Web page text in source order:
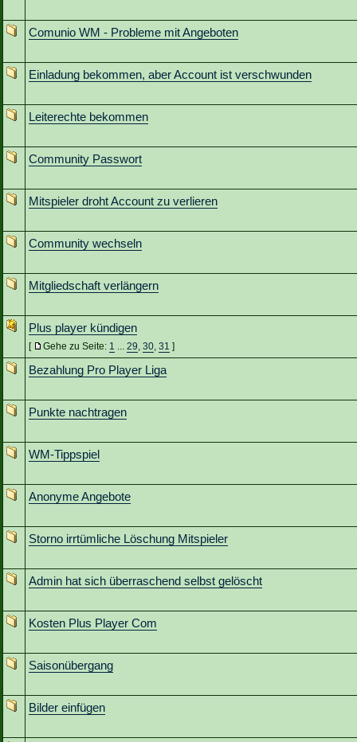
Comunio WM - Probleme mit Angeboten
Einladung bekommen, aber Account ist verschwunden
Leiterechte bekommen
Community Passwort
Mitspieler droht Account zu verlieren
Community wechseln
Mitgliedschaft verlängern
Plus player kündigen
[ Gehe zu Seite: 1 ... 29, 30, 31 ]
Bezahlung Pro Player Liga
Punkte nachtragen
WM-Tippspiel
Anonyme Angebote
Storno irrtümliche Löschung Mitspieler
Admin hat sich überraschend selbst gelöscht
Kosten Plus Player Com
Saisonübergang
Bilder einfügen